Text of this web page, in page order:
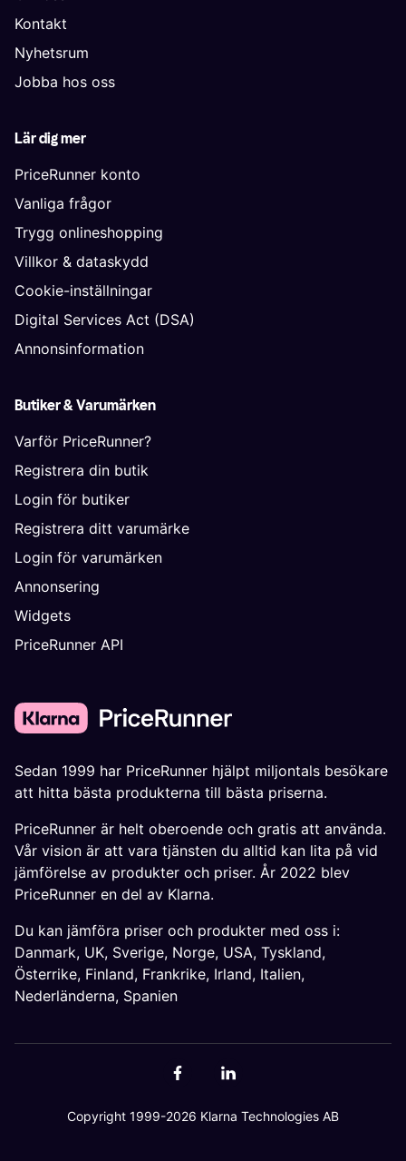
Kontakt
Nyhetsrum
Jobba hos oss
Lär dig mer
PriceRunner konto
Vanliga frågor
Trygg onlineshopping
Villkor & dataskydd
Cookie-inställningar
Digital Services Act (DSA)
Annonsinformation
Butiker & Varumärken
Varför PriceRunner?
Registrera din butik
Login för butiker
Registrera ditt varumärke
Login för varumärken
Annonsering
Widgets
PriceRunner API
Sedan 1999 har PriceRunner hjälpt miljontals besökare
att hitta bästa produkterna till bästa priserna.
PriceRunner är helt oberoende och gratis att använda.
Vår vision är att vara tjänsten du alltid kan lita på vid
jämförelse av produkter och priser. År 2022 blev
PriceRunner en del av Klarna.
Du kan jämföra priser och produkter med oss i:
Danmark, UK, Sverige, Norge, USA, Tyskland,
Österrike, Finland, Frankrike, Irland, Italien,
Nederländerna, Spanien
Copyright 1999-2026 Klarna Technologies AB